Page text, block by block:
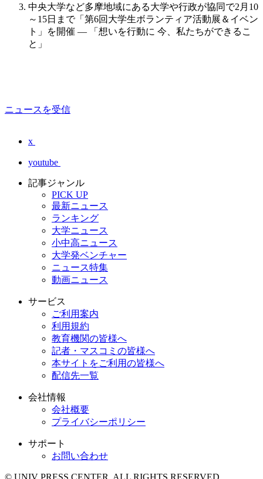
中央大学など多摩地域にある大学や行政が協同で2月10
～15日まで「第6回大学生ボランティア活動展＆イベン
ト」を開催 — 「想いを行動に 今、私たちができるこ
と」
ニュースを受信
x
youtube
記事ジャンル
PICK UP
最新ニュース
ランキング
大学ニュース
小中高ニュース
大学発ベンチャー
ニュース特集
動画ニュース
サービス
ご利用案内
利用規約
教育機関の皆様へ
記者・マスコミの皆様へ
本サイトをご利用の皆様へ
配信先一覧
会社情報
会社概要
プライバシーポリシー
サポート
お問い合わせ